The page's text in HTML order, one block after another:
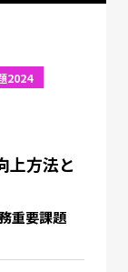
2024
上方法と
重要課題